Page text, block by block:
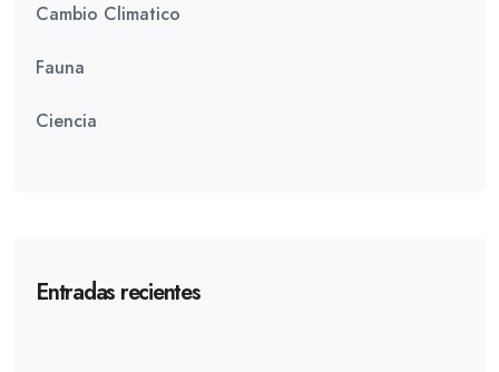
Cambio Climatico
Fauna
Ciencia
Entradas recientes